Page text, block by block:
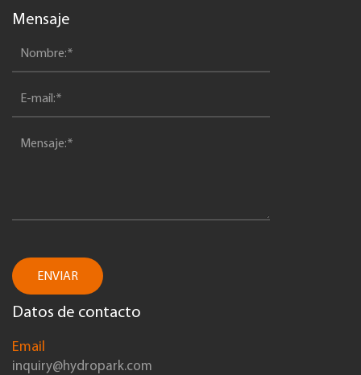
Mensaje
ENVIAR
Datos de contacto
Email
inquiry@hydropark.com